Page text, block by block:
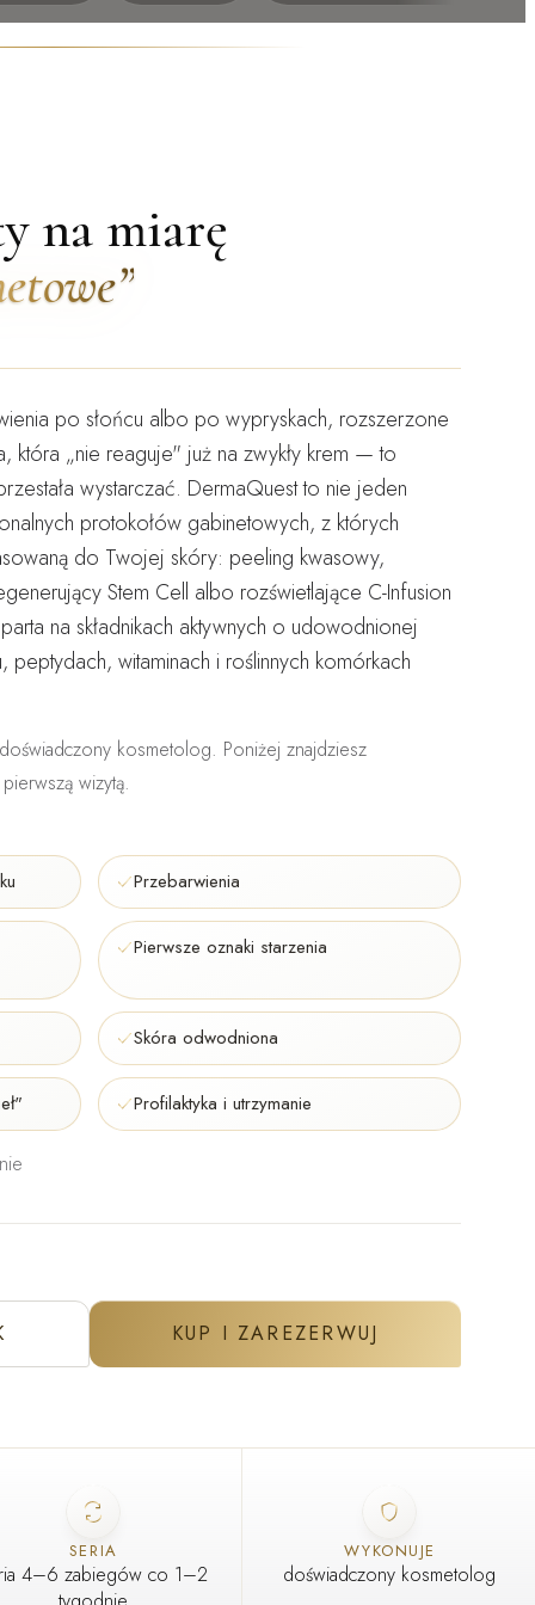
na miarę
po słońcu albo po wypryskach, rozszerzone
która „nie reaguje" już na zwykły krem — to
wystarczać. DermaQuest to nie jeden
protokołów gabinetowych, z których
do Twojej skóry: peeling kwasowy,
Stem Cell albo rozświetlające C-Infusion
na składnikach aktywnych o udowodnionej
witaminach i roślinnych komórkach
kosmetolog. Poniżej znajdziesz
wizytą.
Przebarwienia
Pierwsze oznaki starzenia
Skóra odwodniona
Profilaktyka i utrzymanie
KUP I ZAREZERWUJ
SERIA
4–6 zabiegów co 1–2
WYKONUJE
doświadczony kosmetolog